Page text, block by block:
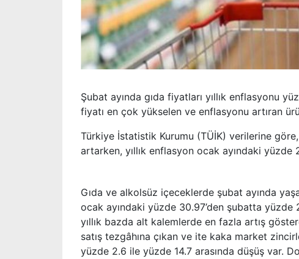
Şubat ayında gıda fiyatları yıllık enflasyonu
fiyatı en çok yükselen ve enflasyonu artıran
Türkiye İstatistik Kurumu (TÜİK) verilerine
artarken, yıllık enflasyon ocak ayındaki yüzde
Gıda ve alkolsüz içeceklerde şubat ayında
ocak ayındaki yüzde 30.97’den şubatta
yıllık bazda alt kalemlerde en fazla artış
satış tezgâhına çıkan ve ite kaka market
yüzde 2.6 ile yüzde 14.7 arasında düşüş var.